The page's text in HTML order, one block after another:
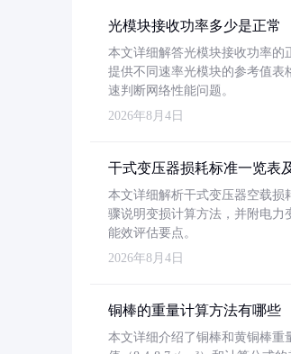
光模块接收功率多少是正常
本文详细解答光模块接收功率的
提供不同速率光模块的参考值表
速判断网络性能问题。
2026年8月4日
干式变压器损耗标准一览表
本文详细解析干式变压器空载损
骤说明变损计算方法，并附电力
能效评估要点。
2026年8月4日
铜棒的重量计算方法有哪些
本文详细介绍了铜棒和黄铜棒重